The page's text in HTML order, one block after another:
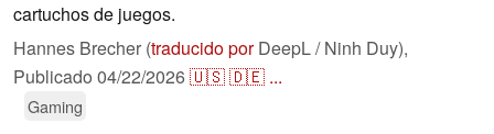
cartuchos de juegos.
Hannes Brecher (traducido porDeepL / Ninh Duy),
Publicado 04/22/2026🇺🇸🇩🇪 ...
Gaming